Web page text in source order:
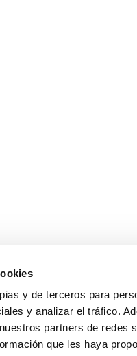
y de terceros para
y analizar el tráfico.
partners de redes
que les haya